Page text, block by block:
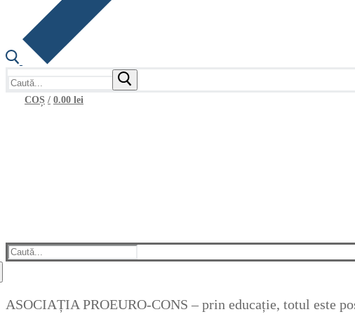
după:
COȘ / 0.00 lei
Caută
după:
ASOCIAȚIA PROEURO-CONS – prin educație, totul este